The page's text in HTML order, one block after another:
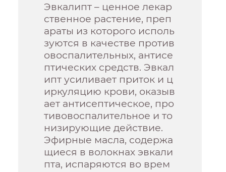
Эвкалипт – ценное лекар
ственное растение, преп
араты из которого исполь
зуются в качестве против
овоспалительных, антисе
птических средств. Эвкал
ипт усиливает приток и ц
иркуляцию крови, оказыв
ает антисептическое, про
тивовоспалительное и то
низирующие действие.
Эфирные масла, содержа
щиеся в волокнах эвкали
пта, испаряются во врем